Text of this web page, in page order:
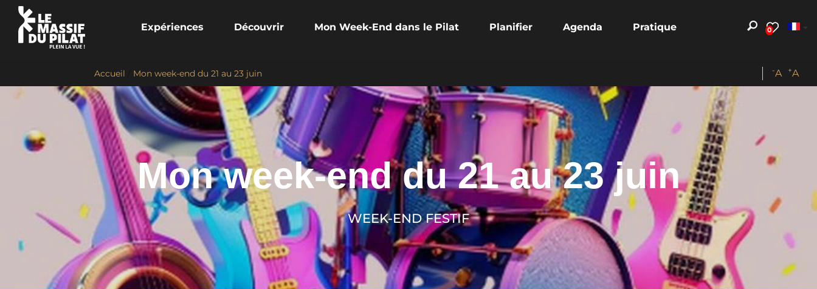
0
Expériences Découvrir Mon Week-End dans le Pilat Planifier Agenda Pratique
Accueil Mon week-end du 21 au 23 juin -A +A
Mon week-end du 21 au 23 juin
WEEK-END FESTIF